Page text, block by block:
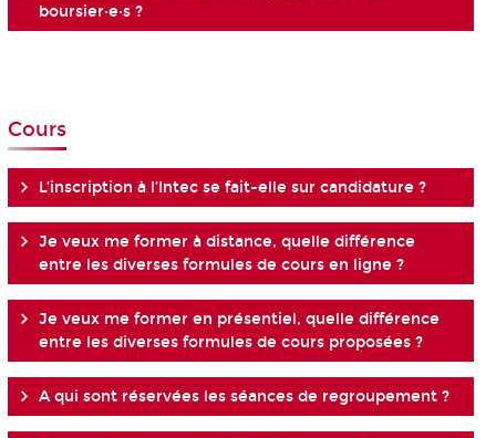
boursier·e·s ?
Cours
L’inscription à l’Intec se fait-elle sur candidature ?
Je veux me former à distance, quelle différence
entre les diverses formules de cours en ligne ?
Je veux me former en présentiel, quelle différence
entre les diverses formules de cours proposées ?
A qui sont réservées les séances de regroupement ?